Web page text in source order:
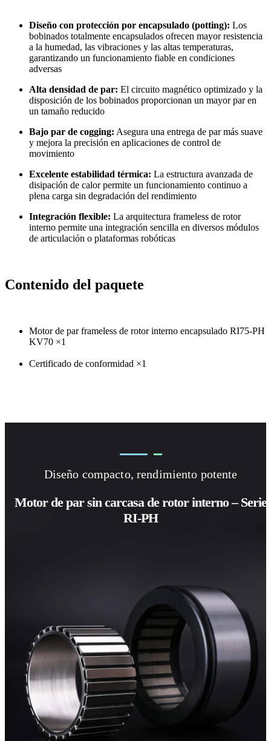
Diseño con protección por encapsulado (potting): Los
bobinados totalmente encapsulados ofrecen mayor resistencia
a la humedad, las vibraciones y las altas temperaturas,
garantizando un funcionamiento fiable en condiciones
adversas
Alta densidad de par: El circuito magnético optimizado y la
disposición de los bobinados proporcionan un mayor par en
un tamaño reducido
Bajo par de cogging: Asegura una entrega de par más suave
y mejora la precisión en aplicaciones de control de
movimiento
Excelente estabilidad térmica: La estructura avanzada de
disipación de calor permite un funcionamiento continuo a
plena carga sin degradación del rendimiento
Integración flexible: La arquitectura frameless de rotor
interno permite una integración sencilla en diversos módulos
de articulación o plataformas robóticas
Contenido del paquete
Motor de par frameless de rotor interno encapsulado RI75-PH
KV70 ×1
Certificado de conformidad ×1
Diseño compacto, rendimiento potente
Motor de par sin carcasa de rotor interno – Serie
RI-PH